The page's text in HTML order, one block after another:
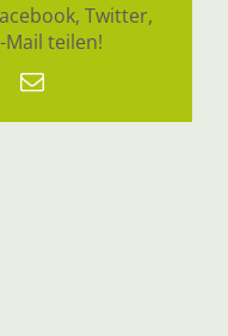
Twitter,
teilen!
Pinterest
E-